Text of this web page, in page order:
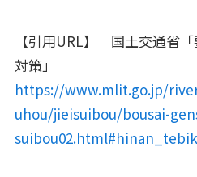
【引用URL】 国土交通省
対策」
https://www.mlit.go.jp/
uhou/jieisuibou/bousai-